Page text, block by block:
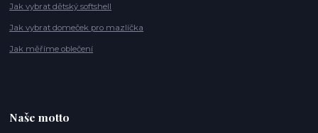
Jak vybrat dětský softshell
Jak vybrat domeček pro mazlíčka
Jak měříme oblečení
Naše motto